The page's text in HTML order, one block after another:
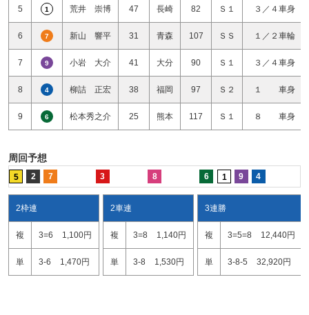
5 1 荒井 崇博 47 長崎 82 Ｓ１ ３／４車身
6 7 新山 響平 31 青森 107 ＳＳ １／２車輪
7 9 小岩 大介 41 大分 90 Ｓ１ ３／４車身
8 4 柳詰 正宏 38 福岡 97 Ｓ２ １ 車身
9 6 松本秀之介 25 熊本 117 Ｓ１ ８ 車身
周回予想
5 2 7 3 8 6 1 9 4
2枠連
複 3=6 1,100円
単 3-6 1,470円
2車連
複 3=8 1,140円
単 3-8 1,530円
3連勝
複 3=5=8 12,440円
単 3-8-5 32,920円